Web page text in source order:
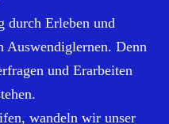
durch Erleben und
Auswendiglernen. Denn
und Erarbeiten
wandeln wir unser